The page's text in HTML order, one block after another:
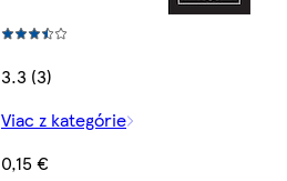
3.3 (3)
Viac z kategórie
0,15 €